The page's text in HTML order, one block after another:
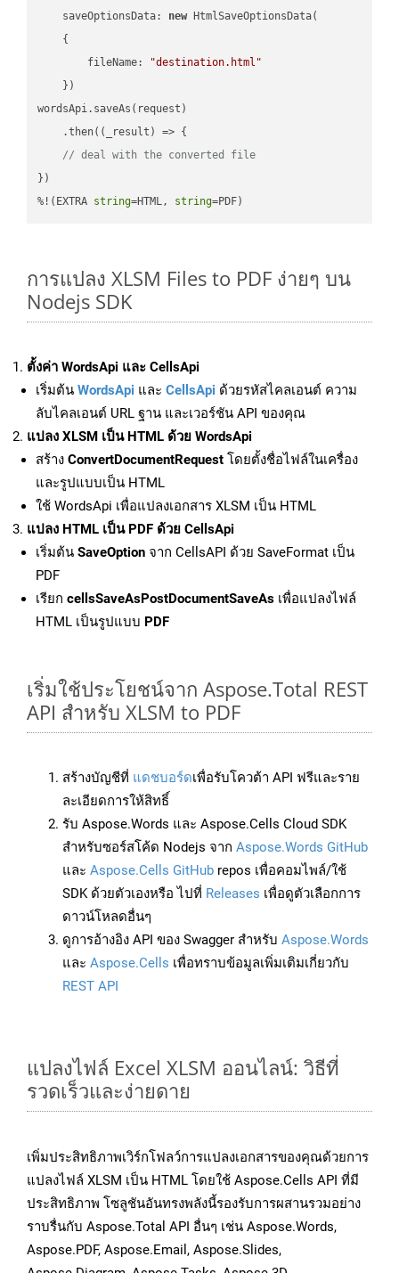
saveOptionsData: new HtmlSaveOptionsData(
    {
fileName:
"destination.html"
    })
wordsApi.saveAs(request)
    .then(
( _result ) => {
// deal with the converted file
})
%!(EXTRA string=HTML, string=PDF)
การแปลง XLSM Files to PDF ง่ายๆ บน
Nodejs SDK
ตั้งค่า WordsApi และ CellsApi
เริ่มต้น WordsApi และ CellsApi ด้วยรหัสไคลเอนต์ ความ
ลับไคลเอนต์ URL ฐาน และเวอร์ชัน API ของคุณ
แปลง XLSM เป็น HTML ด้วย WordsApi
สร้าง ConvertDocumentRequest โดยตั้งชื่อไฟล์ในเครื่อง
และรูปแบบเป็น HTML
ใช้ WordsApi เพื่อแปลงเอกสาร XLSM เป็น HTML
แปลง HTML เป็น PDF ด้วย CellsApi
เริ่มต้น SaveOption จาก CellsAPI ด้วย SaveFormat เป็น
PDF
เรียก cellsSaveAsPostDocumentSaveAs เพื่อแปลงไฟล์
HTML เป็นรูปแบบ PDF
เริ่มใช้ประโยชน์จาก Aspose.Total REST
API สำหรับ XLSM to PDF
สร้างบัญชีที่ แดชบอร์ดเพื่อรับโควต้า API ฟรีและราย
ละเอียดการให้สิทธิ์
รับ Aspose.Words และ Aspose.Cells Cloud SDK
สำหรับซอร์สโค้ด Nodejs จาก Aspose.Words GitHub
และ Aspose.Cells GitHub repos เพื่อคอมไพล์/ใช้
SDK ด้วยตัวเองหรือ ไปที่ Releases เพื่อดูตัวเลือกการ
ดาวน์โหลดอื่นๆ
ดูการอ้างอิง API ของ Swagger สำหรับ Aspose.Words
และ Aspose.Cells เพื่อทราบข้อมูลเพิ่มเติมเกี่ยวกับ
REST API
แปลงไฟล์ Excel XLSM ออนไลน์: วิธีที่
รวดเร็วและง่ายดาย
เพิ่มประสิทธิภาพเวิร์กโฟลว์การแปลงเอกสารของคุณด้วยการ
แปลงไฟล์ XLSM เป็น HTML โดยใช้ Aspose.Cells API ที่มี
ประสิทธิภาพ โซลูชันอันทรงพลังนี้รองรับการผสานรวมอย่าง
ราบรื่นกับ Aspose.Total API อื่นๆ เช่น Aspose.Words,
Aspose.PDF, Aspose.Email, Aspose.Slides,